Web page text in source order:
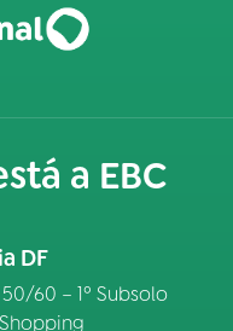
a EBC
DF
60 – 1º Subsolo